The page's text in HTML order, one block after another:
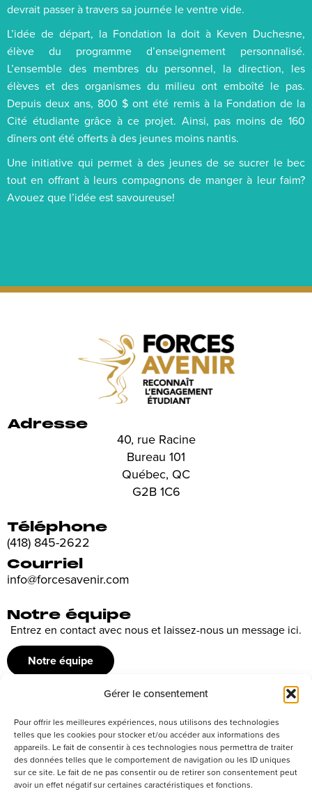
Gérer le consentement
Pour offrir les meilleures expériences, nous utilisons des technologies
telles que les cookies pour stocker et/ou accéder aux informations des
appareils. Le fait de consentir à ces technologies nous permettra de traiter
des données telles que le comportement de navigation ou les ID uniques
sur ce site. Le fait de ne pas consentir ou de retirer son consentement peut
avoir un effet négatif sur certaines caractéristiques et fonctions.
devrait passer à travers sa journée le ventre vide.
L’idée de départ, la Fondation la doit à Keven Duchesne,
élève du programme d’enseignement personnalisé.
L’ensemble des membres du personnel, la direction, les
élèves et des organismes du milieu ont emboîté le pas.
Depuis deux ans, 800 $ ont été remis à la Fondation de la
Cité étudiante grâce à ce projet. Ainsi, pas moins de 160
dîners ont été offerts à des jeunes moins nantis.
Une initiative qui permet à des jeunes de se sucrer le bec
tout en offrant à leurs compagnons de manger à leur faim?
Avouez que l’idée est savoureuse!
Adresse
40, rue Racine
Bureau 101
Québec, QC
G2B 1C6
Téléphone
(418) 845-2622
Courriel
info@forcesavenir.com
Notre équipe
Entrez en contact avec nous et laissez-nous un message ici.
Notre équipe
Recrutement
Découvrez nos offres d’emploi ou envoyez votre candidature
spontanée
Postuler